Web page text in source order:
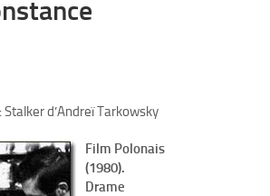
Stalker d’Andreï Tarkowsky
Film Polonais
(1980).
Drame